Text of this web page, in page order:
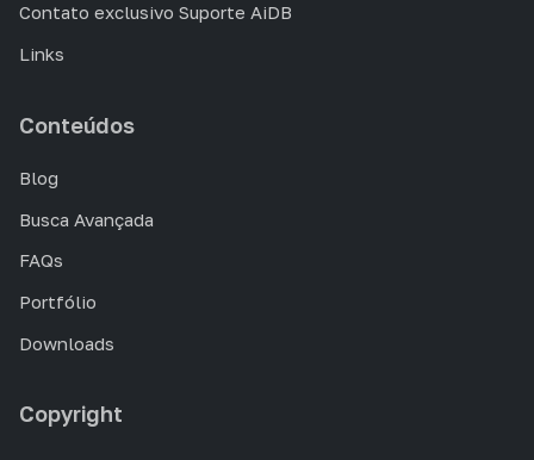
Contato exclusivo Suporte AiDB
Links
Conteúdos
Blog
Busca Avançada
FAQs
Portfólio
Downloads
Copyright